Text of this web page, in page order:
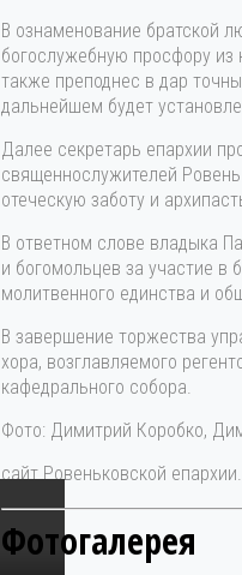
В ознаменование братской
богослужебную просфору из
также преподнес в дар
дальнейшем будет
Далее секретарь епархии
священнослужителей
отеческую заботу и
В ответном слове владыка
и богомольцев за участие в
молитвенного единства и
В завершение торжества
хора, возглавляемого
кафедрального собора.
Фото: Димитрий Коробко,
сайт Ровеньковской епархии.
Фотогалерея